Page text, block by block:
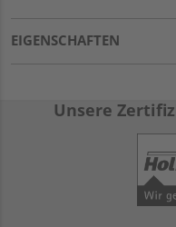
EIGENSCHAFTEN
Unsere